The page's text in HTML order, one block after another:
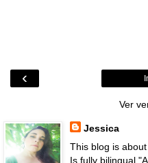
‹
Ver
Jessica
This blog is
Is fully bilingual